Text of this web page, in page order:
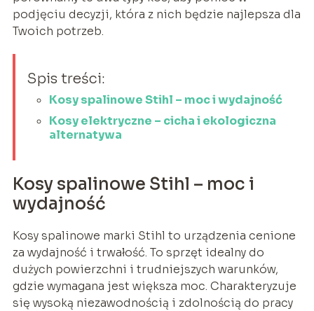
podjęciu decyzji, która z nich będzie najlepsza dla
Twoich potrzeb.
Spis treści:
Kosy spalinowe Stihl – moc i wydajność
Kosy elektryczne – cicha i ekologiczna
alternatywa
Kosy spalinowe Stihl – moc i
wydajność
Kosy spalinowe marki Stihl to urządzenia cenione
za wydajność i trwałość. To sprzęt idealny do
dużych powierzchni i trudniejszych warunków,
gdzie wymagana jest większa moc. Charakteryzuje
się wysoką niezawodnością i zdolnością do pracy